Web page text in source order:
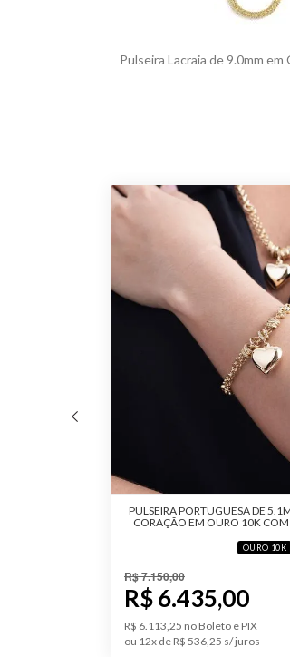
Pulseira Lacraia de 9.0mm
PULSEIRA PORTUGUESA DE
CORAÇÃO EM OURO 10K COM
OURO 10K
R$ 7.150,00
R$ 6.435,00
R$ 6.113,25 no Boleto e PIX
ou 12x de R$ 536,25